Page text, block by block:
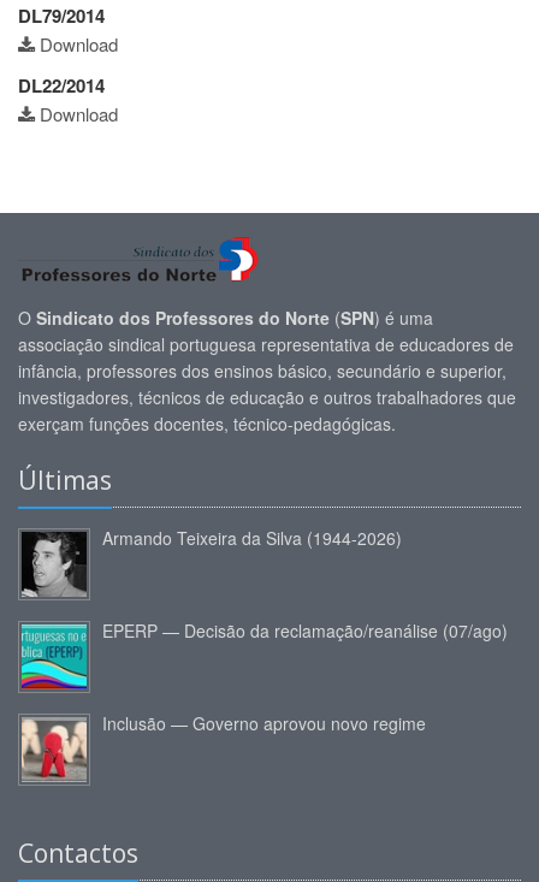
DL79/2014
Download
DL22/2014
Download
O Sindicato dos Professores do Norte (SPN) é uma
associação sindical portuguesa representativa de educadores de
infância, professores dos ensinos básico, secundário e superior,
investigadores, técnicos de educação e outros trabalhadores que
exerçam funções docentes, técnico-pedagógicas.
Últimas
Armando Teixeira da Silva (1944-2026)
EPERP — Decisão da reclamação/reanálise (07/ago)
Inclusão — Governo aprovou novo regime
Contactos